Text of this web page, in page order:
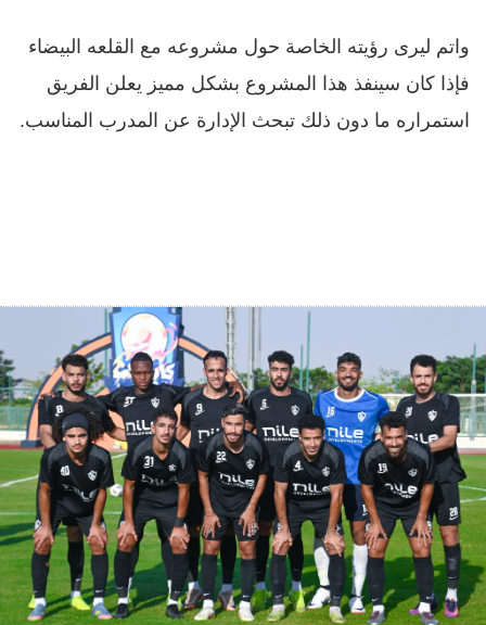
واتم ليرى رؤيته الخاصة حول مشروعه مع القلعه البيضاء
فإذا كان سينفذ هذا المشروع بشكل مميز يعلن الفريق
استمراره ما دون ذلك تبحث الإدارة عن المدرب المناسب.